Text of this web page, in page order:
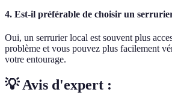
4. Est-il préférable de choisir un
Oui, un serrurier local est souvent plus
problème et vous pouvez plus facilement
votre entourage.
💡 Avis d'expert :